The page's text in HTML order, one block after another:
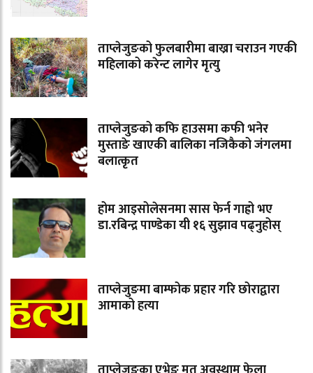
ताप्लेजुङको फुलबारीमा बाख्रा चराउन गएकी
महिलाको करेन्ट लागेर मृत्यु
ताप्लेजुङको कफि हाउसमा कफी भनेर
मुस्ताङे खाएकी बालिका नजिकैको जंगलमा
बलात्कृत
होम आइसोलेसनमा सास फेर्न गाह्रो भए
डा.रबिन्द्र पाण्डेका यी १६ सुझाव पढ्नुहोस्
ताप्लेजुङमा बाम्फोक प्रहार गरि छोराद्वारा
आमाको हत्या